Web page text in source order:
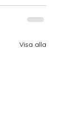
Visa alla